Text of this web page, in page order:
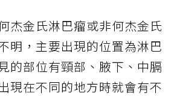
杰金氏淋巴瘤或非何杰金氏
明，主要出現的位置為淋巴
的部位有頸部、腋下、中膈
現在不同的地方時就會有不